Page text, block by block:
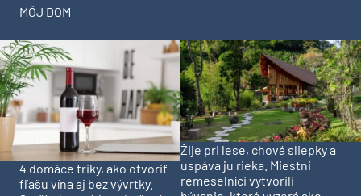
MÔJ DOM
4 domáce triky, ako otvoriť
fľašu vína aj bez vývrtky.
Žije pri lese, chová sliepky a
uspáva ju rieka. Miestni
remeselníci vytvorili